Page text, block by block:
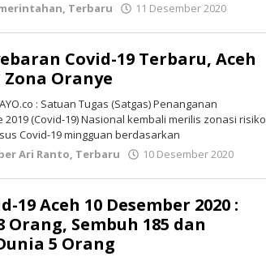
, Terbaru 11 Desember 2020
Covid-19 Terbaru, Aceh
Oranye
: Satuan Tugas (Satgas) Penanganan
(Covid-19) Nasional kembali merilis zonasi risiko
Covid-19 mingguan berdasarkan
Ari Ranto, Terbaru 10 Desember 2020
19 Aceh 10 Desember 2020 :
Orang, Sembuh 185 dan
5 Orang